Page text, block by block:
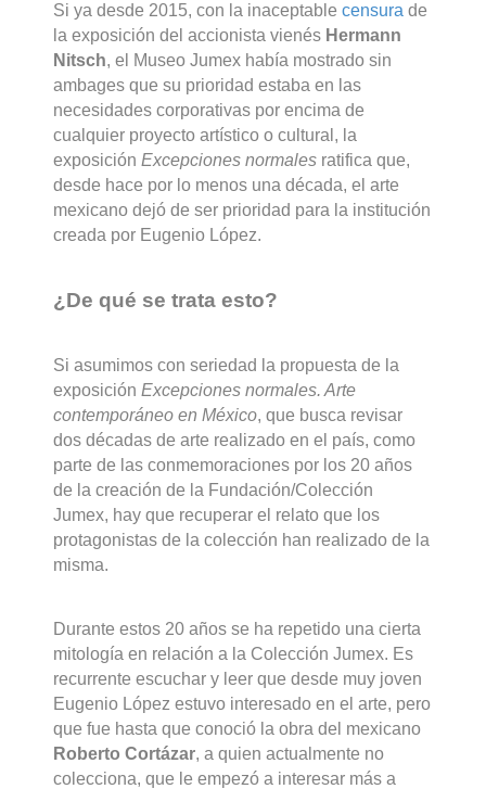
Si ya desde 2015, con la inaceptablecensura de
la exposición del accionista vienés Hermann
Nitsch, el Museo Jumex había mostrado sin
ambages que su prioridad estaba en las
necesidades corporativas por encima de
cualquier proyecto artístico o cultural, la
exposiciónExcepciones normales ratifica que,
desde hace por lo menos una década, el arte
mexicano dejó de ser prioridad para la institución
creada por Eugenio López.
¿De qué se trata esto?
Si asumimos con seriedad la propuesta de la
exposiciónExcepciones normales. Arte
contemporáneo en México, que busca revisar
dos décadas de arte realizado en el país, como
parte de las conmemoraciones por los 20 años
de la creación de la Fundación/Colección
Jumex, hay que recuperar el relato que los
protagonistas de la colección han realizado de la
misma.
Durante estos 20 años se ha repetido una cierta
mitología en relación a la Colección Jumex. Es
recurrente escuchar y leer que desde muy joven
Eugenio López estuvo interesado en el arte, pero
que fue hasta que conoció la obra del mexicano
Roberto Cortázar, a quien actualmente no
colecciona, que le empezó a interesar más a